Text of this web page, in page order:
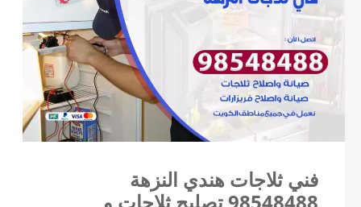
فني ثلاجات هندي النزهة